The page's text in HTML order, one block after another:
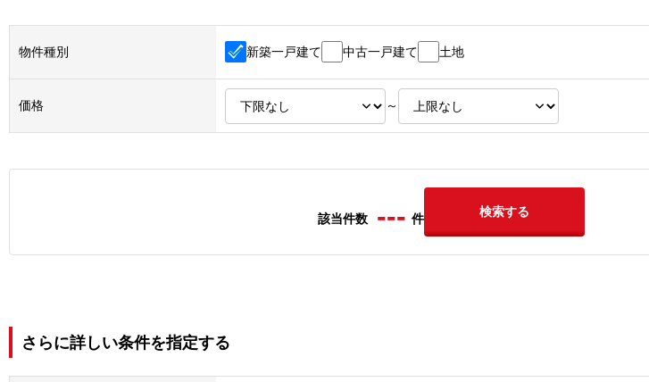
物件種別 新築一戸建て 中古一戸建て 土地
価格 ～
該当件数 --- 件 検索する
さらに詳しい条件を指定する